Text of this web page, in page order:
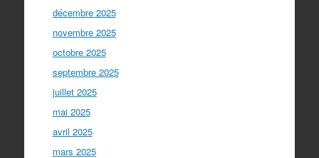
décembre 2025
novembre 2025
octobre 2025
septembre 2025
juillet 2025
mai 2025
avril 2025
mars 2025